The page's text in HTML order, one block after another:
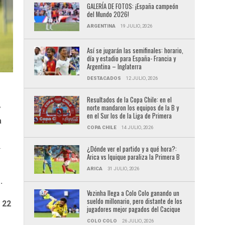
22
GALERÍA DE FOTOS: ¡España campeón
del Mundo 2026!
ARGENTINA 19 JULIO, 2026
Así se jugarán las semifinales: horario,
día y estadio para España- Francia y
Argentina – Inglaterra
DESTACADOS 12 JULIO, 2026
Resultados de la Copa Chile: en el
norte mandaron los equipos de la B y
en el Sur los de la Liga de Primera
COPA CHILE 14 JULIO, 2026
¿Dónde ver el partido y a qué hora?:
Arica vs Iquique paraliza la Primera B
ARICA 31 JULIO, 2026
Vozinha llega a Colo Colo ganando un
sueldo millonario, pero distante de los
jugadores mejor pagados del Cacique
COLO COLO 26 JULIO, 2026